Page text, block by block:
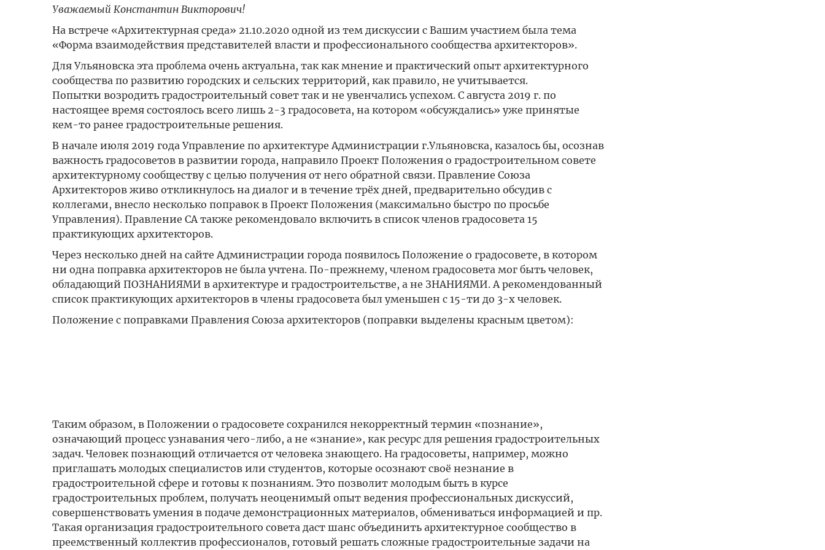
Уважаемый Константин Викторович!
На встрече «Архитектурная среда» 21.10.2020 одной из тем дискуссии с Вашим участием была тема
«Форма взаимодействия представителей власти и профессионального сообщества архитекторов».
Для Ульяновска эта проблема очень актуальна, так как мнение и практический опыт архитектурного
сообщества по развитию городских и сельских территорий, как правило, не учитывается.
Попытки возродить градостроительный совет так и не увенчались успехом. С августа 2019 г. по
настоящее время состоялось всего лишь 2-3 градосовета, на котором «обсуждались» уже принятые
кем-то ранее градостроительные решения.
В начале июля 2019 года Управление по архитектуре Администрации г.Ульяновска, казалось бы, осознав
важность градосоветов в развитии города, направило Проект Положения о градостроительном совете
архитектурному сообществу с целью получения от него обратной связи. Правление Союза
Архитекторов живо откликнулось на диалог и в течение трёх дней, предварительно обсудив с
коллегами, внесло несколько поправок в Проект Положения (максимально быстро по просьбе
Управления). Правление СА также рекомендовало включить в список членов градосовета 15
практикующих архитекторов.
Через несколько дней на сайте Администрации города появилось Положение о градосовете, в котором
ни одна поправка архитекторов не была учтена. По-прежнему, членом градосовета мог быть человек,
обладающий ПОЗНАНИЯМИ в архитектуре и градостроительстве, а не ЗНАНИЯМИ. А рекомендованный
список практикующих архитекторов в члены градосовета был уменьшен с 15-ти до 3-х человек.
Положение с поправками Правления Союза архитекторов (поправки выделены красным цветом):
Таким образом, в Положении о градосовете сохранился некорректный термин «познание»,
означающий процесс узнавания чего-либо, а не «знание», как ресурс для решения градостроительных
задач. Человек познающий отличается от человека знающего. На градосоветы, например, можно
приглашать молодых специалистов или студентов, которые осознают своё незнание в
градостроительной сфере и готовы к познаниям. Это позволит молодым быть в курсе
градостроительных проблем, получать неоценимый опыт ведения профессиональных дискуссий,
совершенствовать умения в подаче демонстрационных материалов, обмениваться информацией и пр.
Такая организация градостроительного совета даст шанс объединить архитектурное сообщество в
преемственный коллектив профессионалов, готовый решать сложные градостроительные задачи на